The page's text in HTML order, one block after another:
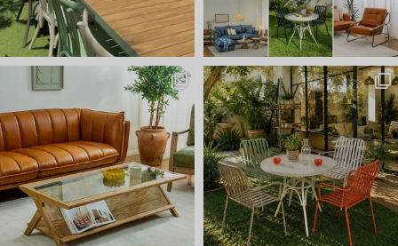
ועכשיו הגיע הזמן לשולחן הסל